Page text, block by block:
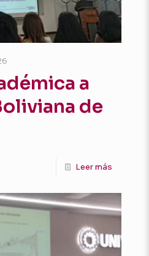
a
de
Leer más